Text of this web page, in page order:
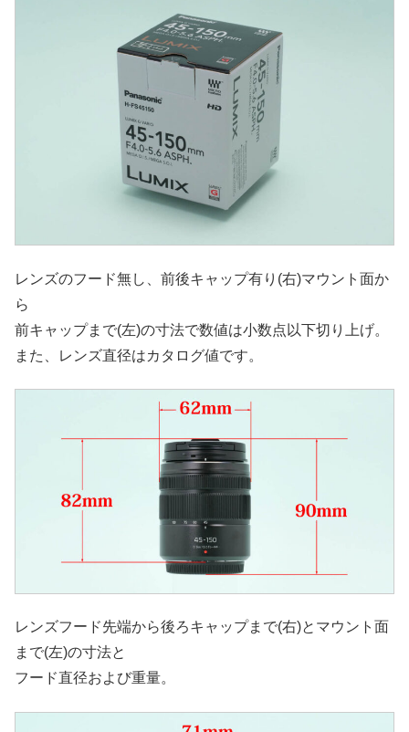
レンズのフード無し、前後キャップ有り(右)マウント面か
ら
前キャップまで(左)の寸法で数値は小数点以下切り上げ。
また、レンズ直径はカタログ値です。
レンズフード先端から後ろキャップまで(右)とマウント面
まで(左)の寸法と
フード直径および重量。